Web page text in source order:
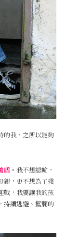
的我，之所以能夠
盾 。我不想認輸，
親，更不想為了殘
戰，我要讓我的孩
持續逃避、擺爛的